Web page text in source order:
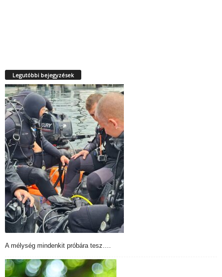
Legutóbbi bejegyzések
A mélység mindenkit próbára tesz….